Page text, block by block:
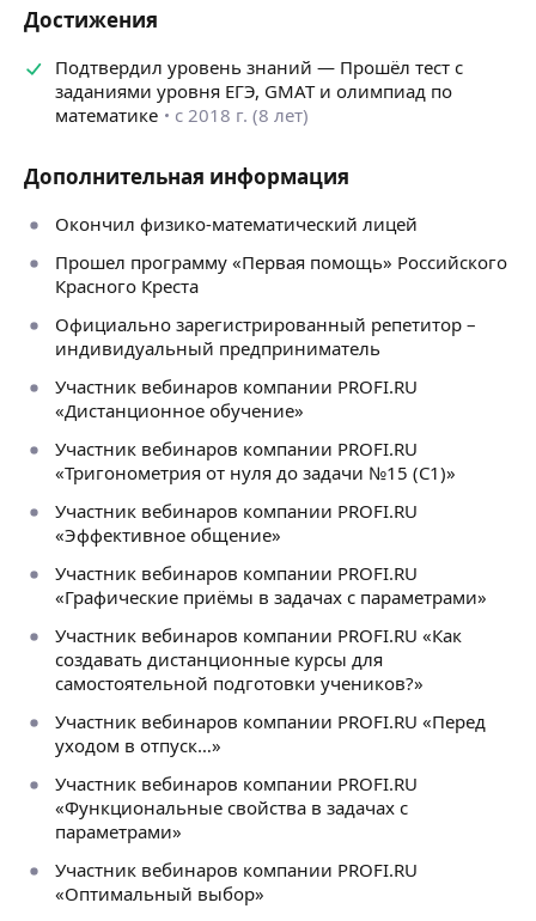
бакалавр 2013 г.
Официально зарегистрированный репетитор — ИП.
Работаю очно в Зеленограде и онлайн.
Всегда на связи: отвечаю на вопросы по домашнему
Подробнее о центре, форматах занятий и отзывах
учеников: horoshist-center.ru
Достижения
Подтвердил уровень знаний — Прошёл тест с
заданиями уровня ЕГЭ, GMAT и олимпиад по
математике
с 2018 г. (8 лет)
Дополнительная информация
Окончил физико-математический лицей
Прошел программу «Первая помощь» Российского
Красного Креста
Официально зарегистрированный репетитор –
индивидуальный предприниматель
Участник вебинаров компании PROFI.RU
«Дистанционное обучение»
Участник вебинаров компании PROFI.RU
«Тригонометрия от нуля до задачи №15 (C1)»
Участник вебинаров компании PROFI.RU
«Эффективное общение»
Участник вебинаров компании PROFI.RU
«Графические приёмы в задачах с параметрами»
Участник вебинаров компании PROFI.RU «Как
создавать дистанционные курсы для
самостоятельной подготовки учеников?»
Участник вебинаров компании PROFI.RU «Перед
уходом в отпуск…»
Участник вебинаров компании PROFI.RU
«Функциональные свойства в задачах с
параметрами»
Участник вебинаров компании PROFI.RU
«Оптимальный выбор»